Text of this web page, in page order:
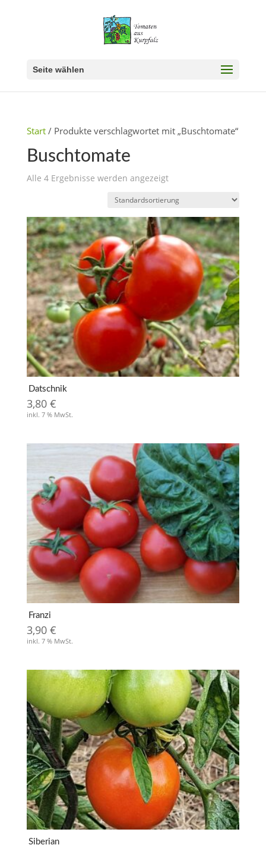
Seite wählen
Start/ Produkte verschlagwortet mit „Buschtomate“
Buschtomate
Alle 4 Ergebnisse werden angezeigt
Datschnik
3,80 €
inkl. 7 % MwSt.
Franzi
3,90 €
inkl. 7 % MwSt.
Siberian